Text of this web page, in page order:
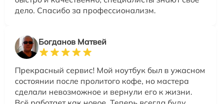
дело. Спасибо за профессионализм.
Богданов Матвей
Прекрасный сервис! Мой ноутбук был в ужасном
состоянии после пролитого кофе, но мастера
сделали невозможное и вернули его к жизни.